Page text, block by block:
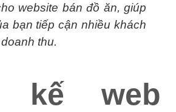
website bán đồ ăn, giúp
bạn tiếp cận nhiều khách
thu.
kế web